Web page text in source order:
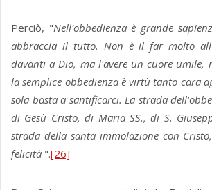
Perciò, "Nell'obbedienza è grande
abbraccia il tutto. Non è il far molto
davanti a Dio, ma l'avere un cuore umile,
la semplice obbedienza è virtù tanto cara
sola basta a santificarci. La strada
di Gesù Cristo, di Maria SS., di S.
strada della santa immolazione con
felicità ".[26]